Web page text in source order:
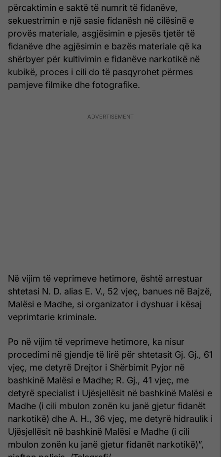
përcaktimin e saktë të numrit të fidanëve,
sekuestrimin e një sasie fidanësh në cilësinë e
provës materiale, asgjësimin e pjesës tjetër të
fidanëve dhe agjësimin e bazës materiale që ka
shërbyer për kultivimin e fidanëve narkotikë në
kubikë, proces i cili do të pasqyrohet përmes
pamjeve filmike dhe fotografike.
Në vijim të veprimeve hetimore, është arrestuar
shtetasi N. D. alias E. V., 52 vjeç, banues në Bajzë,
Malësi e Madhe, si organizator i dyshuar i kësaj
veprimtarie kriminale.
Po në vijim të veprimeve hetimore, ka nisur
procedimi në gjendje të lirë për shtetasit Gj. Gj., 61
vjeç, me detyrë Drejtor i Shërbimit Pyjor në
bashkinë Malësi e Madhe; R. Gj., 41 vjeç, me
detyrë specialist i Ujësjellësit në bashkinë Malësi e
Madhe (i cili mbulon zonën ku janë gjetur fidanët
narkotikë) dhe A. H., 36 vjeç, me detyrë hidraulik i
Ujësjellësit në bashkinë Malësi e Madhe (i cili
mbulon zonën ku janë gjetur fidanët narkotikë)”,